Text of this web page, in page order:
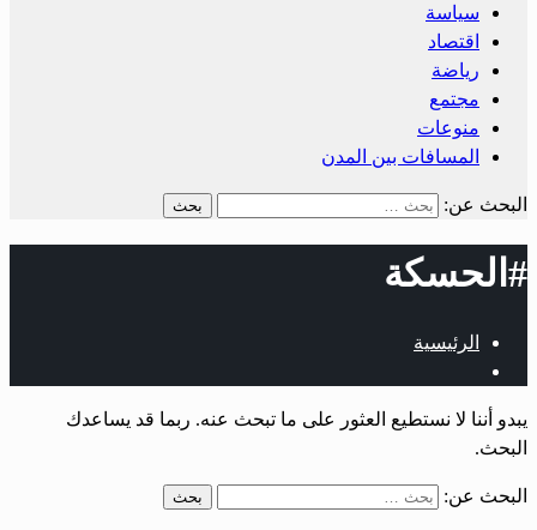
سياسة
اقتصاد
رياضة
مجتمع
منوعات
المسافات بين المدن
البحث عن:
#الحسكة
الرئيسية
يبدو أننا لا نستطيع العثور على ما تبحث عنه. ربما قد يساعدك
البحث.
البحث عن: